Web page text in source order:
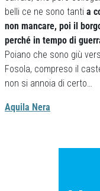
belli ce ne sono tanti a
non mancare, poi il
perché in tempo di
Poiano che sono giù
Fosola, compreso il
non si annoia di certo…
Aquila Nera